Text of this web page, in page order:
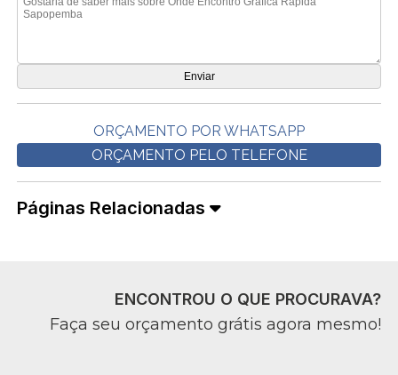
ORÇAMENTO POR WHATSAPP
ORÇAMENTO PELO TELEFONE
Páginas Relacionadas
ENCONTROU O QUE PROCURAVA?
Faça seu orçamento grátis agora mesmo!